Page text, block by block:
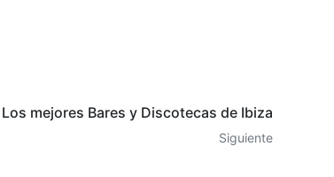
Los mejores Bares y Discotecas de Ibiza
Siguiente